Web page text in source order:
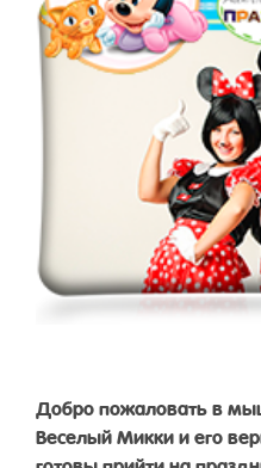
Добро пожаловать в
Веселый Микки и его